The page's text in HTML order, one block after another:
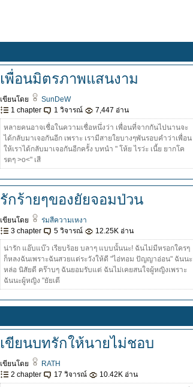
เพื่อนมิตรภาพแสนงาม
เขียนโดย
SunDeW
1 chapter
1 วิจารณ์ 7,447 อ่าน
หลายคนอาจเชื่อในความเชื่อหนึ่งว่า เพื่อนที่จากกันไปนานจะ
ได้กลับมาเจอกันอีก เพราะ เรามีสายใยบางๆพันรอบคำว่าเพื่อน
ให้เราได้กลับมาเจอกันอีกครั้ง บทนำ " โห้ย ไรว่ะ เนี้ย ยากโค
รตๆ >o<" เสี
รักร้ายๆของยัยจอมป่วน
เขียนโดย
ร่มสีความเหงา
3 chapter
5 วิจารณ์ 12.25K อ่าน
น่ารัก แอ๊บแบ๊ว เรียบร้อย บลาๆ แบบนั้นนะ! ฉันไม่มีหรอกใครๆ
ก็หลงฉันเพราะฉันสวยแต่ระวังให้ดี "ไอ่ทอม ปัญญาอ่อน" ฉันนะ
หล่อ นิสัยดี คร๊าบๆ ฉันยอมรับแต่ ฉันไม่เคยสนใจผู้หญิงเพราะ
ฉันนะผู้หญิง "ยัยเตี
เขียนบทรักให้นายไม่ชอบ
เขียนโดย
RATH
2 chapter
17 วิจารณ์ 10.42K อ่าน